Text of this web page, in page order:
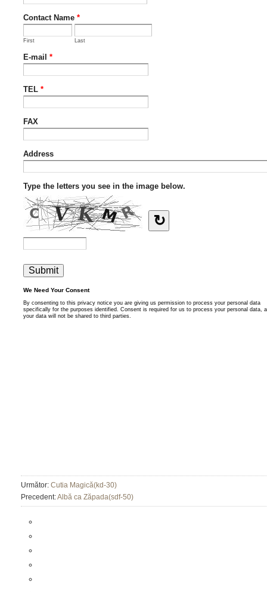
Următor: Cutia Magică(kd-30)
Precedent:Albă ca Zăpada(sdf-50)